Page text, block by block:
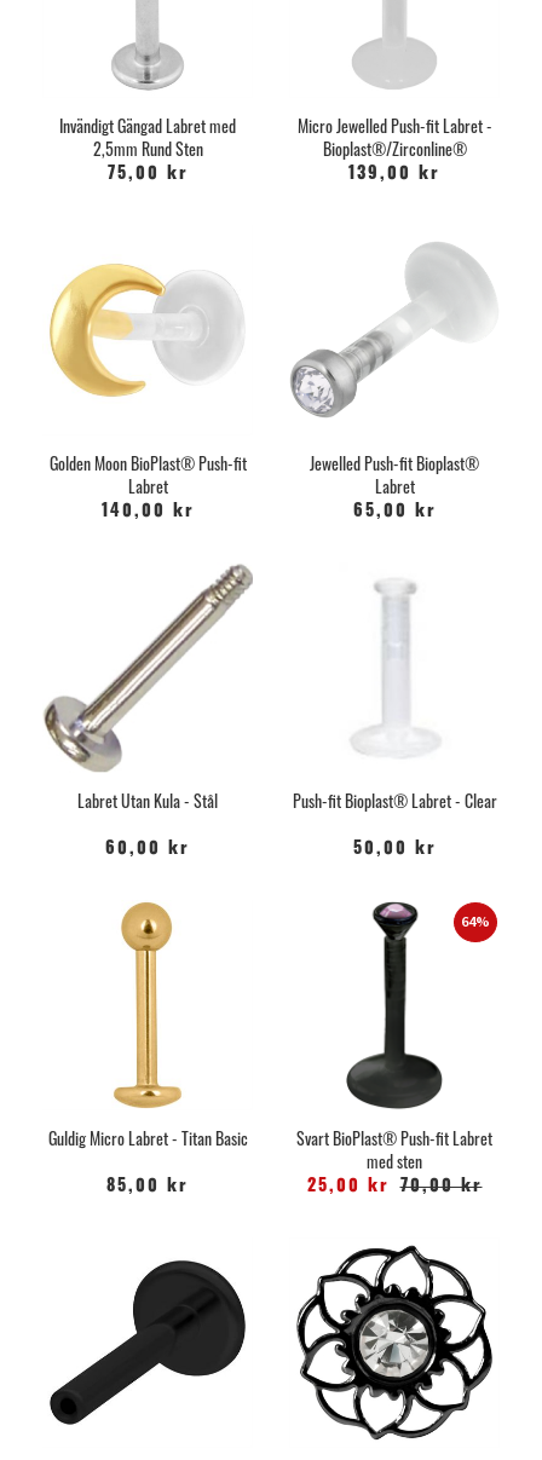
Invändigt Gängad Labret med
2,5mm Rund Sten
75,00 kr
Micro Jewelled Push-fit Labret -
Bioplast®/Zirconline®
139,00 kr
Golden Moon BioPlast® Push-fit
Labret
140,00 kr
Jewelled Push-fit Bioplast®
Labret
65,00 kr
Labret Utan Kula - Stål
60,00 kr
Push-fit Bioplast® Labret - Clear
50,00 kr
Guldig Micro Labret - Titan Basic
85,00 kr
64%
Svart BioPlast® Push-fit Labret
med sten
25,00 kr 70,00 kr